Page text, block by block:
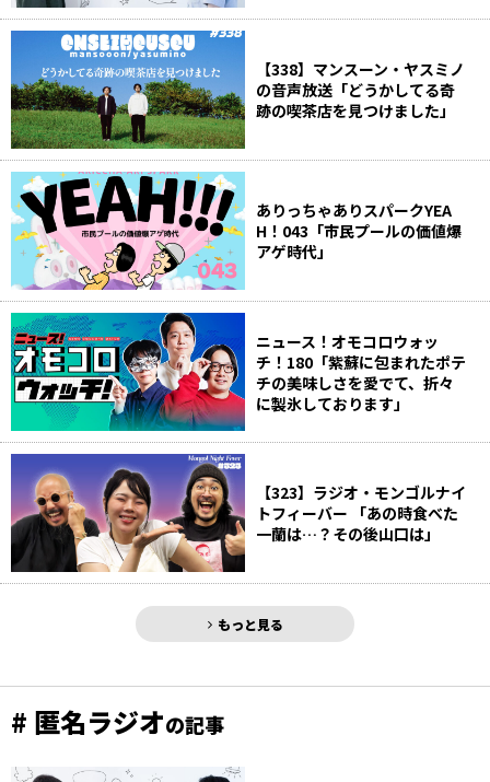
【338】マンスーン・ヤスミノ
の音声放送「どうかしてる奇
跡の喫茶店を見つけました」
ありっちゃありスパークYEA
H！043「市民プールの価値爆
アゲ時代」
ニュース！オモコロウォッ
チ！180「紫蘇に包まれたポテ
チの美味しさを愛でて、折々
に製氷しております」
【323】ラジオ・モンゴルナイ
トフィーバー 「あの時食べた
一蘭は…？その後山口は」
もっと見る
# 匿名ラジオの記事